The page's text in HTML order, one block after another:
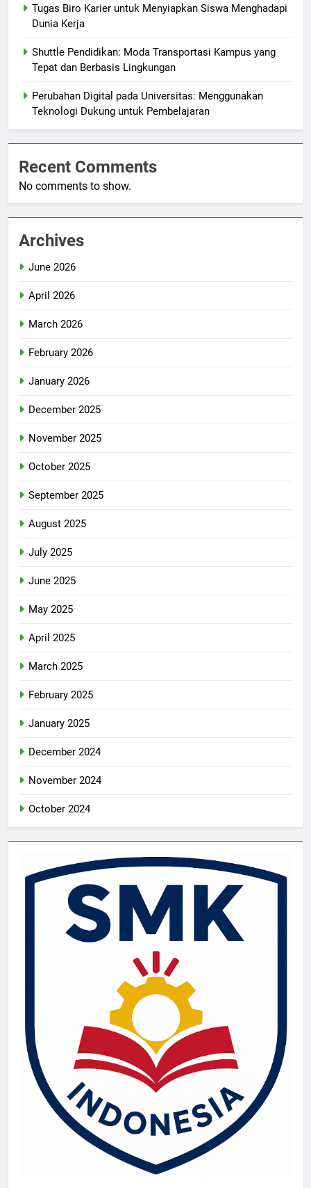
Tugas Biro Karier untuk Menyiapkan Siswa Menghadapi
Dunia Kerja
Shuttle Pendidikan: Moda Transportasi Kampus yang
Tepat dan Berbasis Lingkungan
Perubahan Digital pada Universitas: Menggunakan
Teknologi Dukung untuk Pembelajaran
Recent Comments
No comments to show.
Archives
June 2026
April 2026
March 2026
February 2026
January 2026
December 2025
November 2025
October 2025
September 2025
August 2025
July 2025
June 2025
May 2025
April 2025
March 2025
February 2025
January 2025
December 2024
November 2024
October 2024